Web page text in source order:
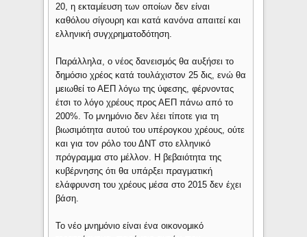
20, η εκταμίευση των οποίων δεν είναι
καθόλου σίγουρη και κατά κανόνα απαιτεί και
ελληνική συγχρηματοδότηση.
Παράλληλα, ο νέος δανεισμός θα αυξήσει το
δημόσιο χρέος κατά τουλάχιστον 25 δις, ενώ θα
μειωθεί το ΑΕΠ λόγω της ύφεσης, φέρνοντας
έτσι το λόγο χρέους προς ΑΕΠ πάνω από το
200%. Το μνημόνιο δεν λέει τίποτε για τη
βιωσιμότητα αυτού του υπέρογκου χρέους, ούτε
και για τον ρόλο του ΔΝΤ στο ελληνικό
πρόγραμμα στο μέλλον. Η βεβαιότητα της
κυβέρνησης ότι θα υπάρξει πραγματική
ελάφρυνση του χρέους μέσα στο 2015 δεν έχει
βάση.
Το νέο μνημόνιο είναι ένα οικονομικό